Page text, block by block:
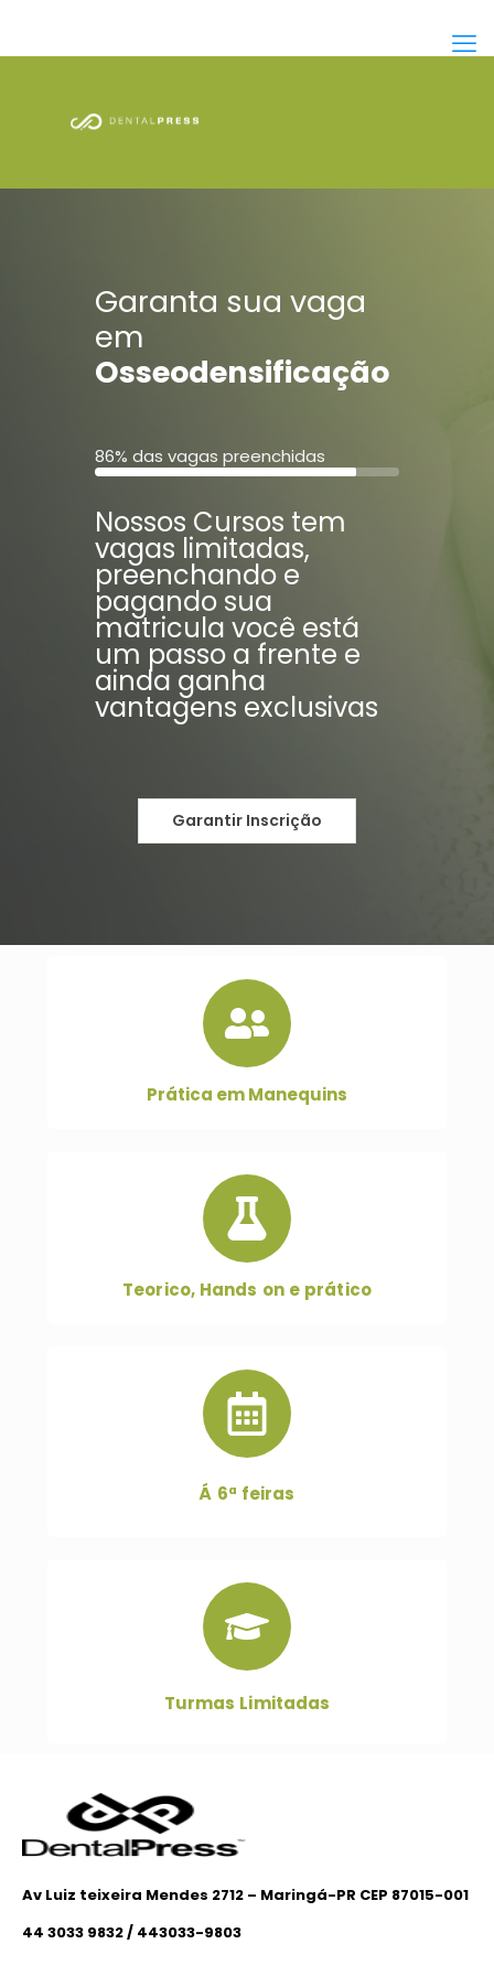
Garanta sua vaga
em
Osseodensificação
86% das vagas preenchidas
Nossos Cursos tem
vagas limitadas,
preenchando e
pagando sua
matricula você está
um passo a frente e
ainda ganha
vantagens exclusivas
Garantir Inscrição
Prática em Manequins
Teorico, Hands on e prático
Á 6ª feiras
Turmas Limitadas
Av Luiz teixeira Mendes 2712 – Maringá-PR CEP 87015-001
44 3033 9832 / 443033-9803